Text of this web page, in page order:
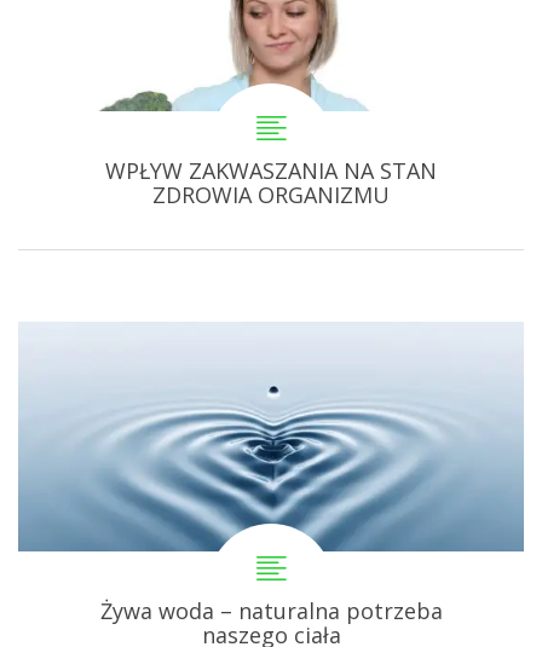
WPŁYW ZAKWASZANIA NA STAN
ZDROWIA ORGANIZMU
Żywa woda – naturalna potrzeba
naszego ciała